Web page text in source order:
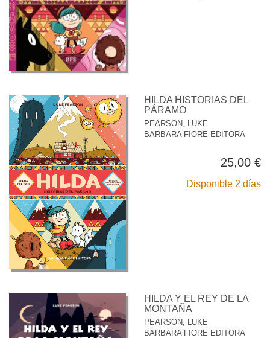
HILDA HISTORIAS DEL
PÁRAMO
PEARSON, LUKE
BARBARA FIORE EDITORA
25,00 €
Disponible 2 días
HILDA Y EL REY DE LA
MONTAÑA
PEARSON, LUKE
BARBARA FIORE EDITORA